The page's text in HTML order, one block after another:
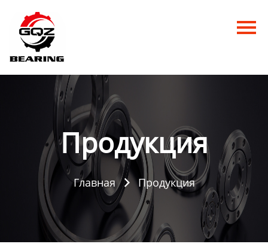
Главная
Продукция
Новости
Контакты Продукция
Главная  Продукция